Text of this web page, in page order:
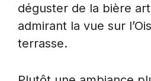
déguster de la bière
admirant la vue sur
terrasse.